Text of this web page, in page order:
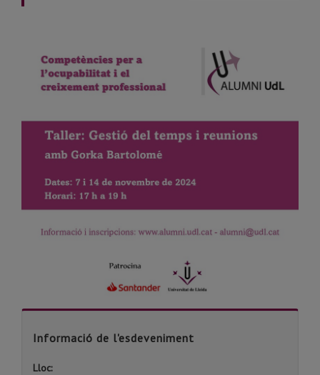
Informació de l'esdeveniment
Lloc: